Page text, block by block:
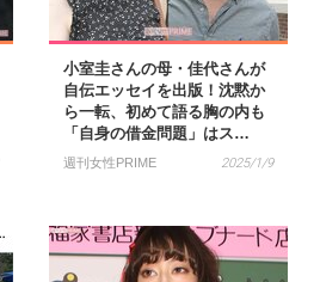
小室圭さんの母・佳代さんが
自伝エッセイを出版！沈黙か
ら一転、初めて語る胸の内も
「自身の借金問題」はス…
週刊女性PRIME 2025/1/9